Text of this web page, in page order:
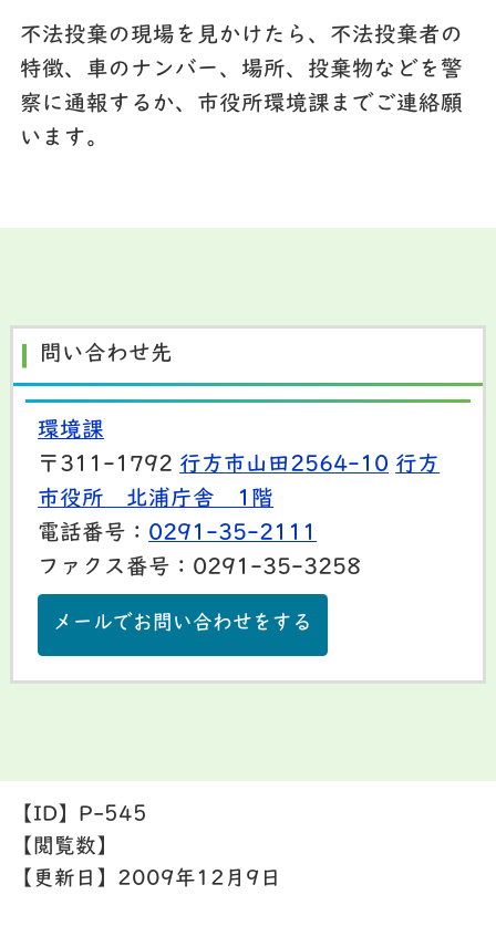
不法投棄の現場を見かけたら、不法投棄者の
特徴、車のナンバー、場所、投棄物などを警
察に通報するか、市役所環境課までご連絡願
います。
問い合わせ先
環境課
〒311-1792 行方市山田2564-10 行方
市役所 北浦庁舎 1階
電話番号： 0291-35-2111
ファクス番号：0291-35-3258
メールでお問い合わせをする
【ID】 P-545
【閲覧数】
【更新日】 2009年12月9日